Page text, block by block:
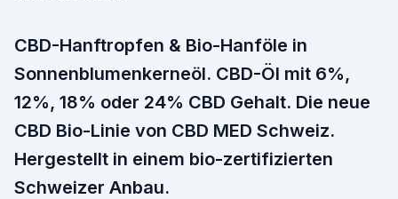
CBD-Hanftropfen & Bio-Hanföle in
Sonnenblumenkerneöl. CBD-Öl mit 6%,
12%, 18% oder 24% CBD Gehalt. Die neue
CBD Bio-Linie von CBD MED Schweiz.
Hergestellt in einem bio-zertifizierten
Schweizer Anbau.